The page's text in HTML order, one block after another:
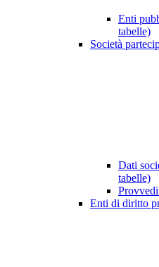
Enti
tabelle)
Società
Dati
tabelle)
Enti di diritto